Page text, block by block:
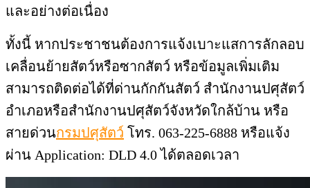
และอย่างต่อเนื่อง
ทั้งนี้ หากประชาชนต้องการแจ้งเบาะแสการลักลอบ
เคลื่อนย้ายสัตว์หรือซากสัตว์ หรือข้อมูลเพิ่มเติม
สามารถติดต่อได้ที่ด่านกักกันสัตว์ สำนักงานปศุสัตว์
อำเภอหรือสำนักงานปศุสัตว์จังหวัดใกล้บ้าน หรือ
สายด่วนกรมปศุสัตว์ โทร. 063-225-6888 หรือแจ้ง
ผ่าน Application: DLD 4.0 ได้ตลอดเวลา